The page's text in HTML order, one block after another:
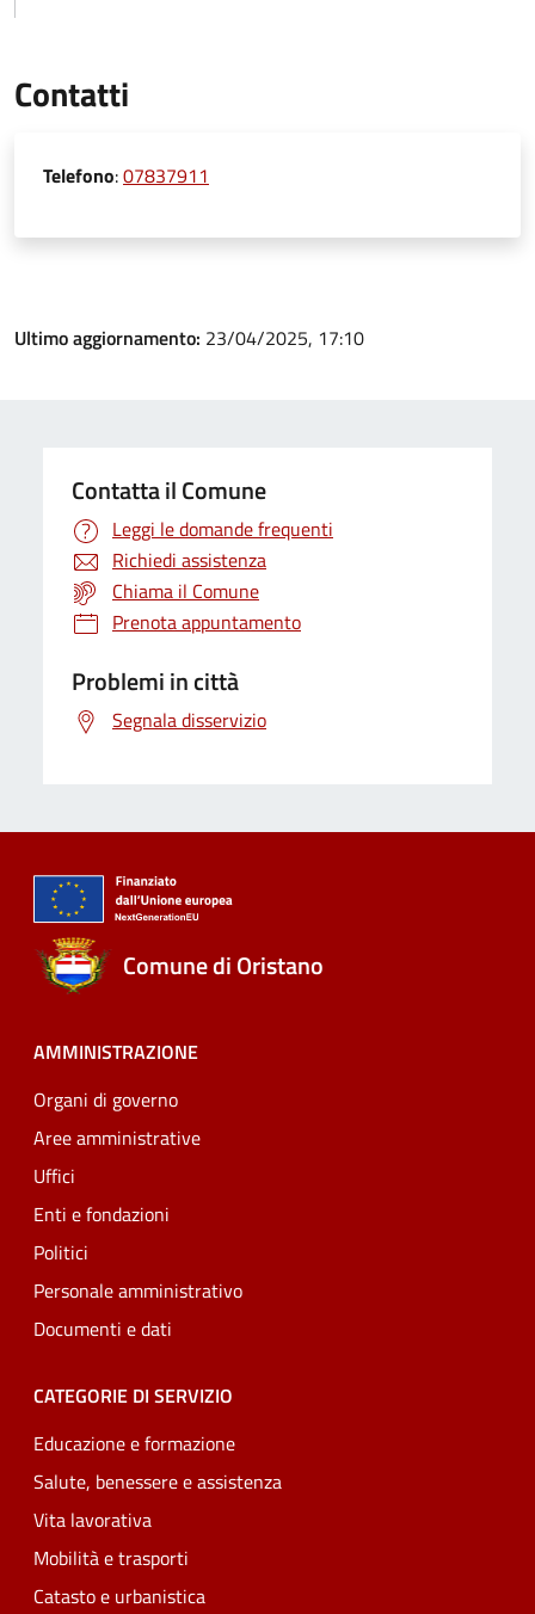
Contatti
Telefono:07837911
Ultimo aggiornamento: 23/04/2025, 17:10
Contatta il Comune
Leggi le domande frequenti
Richiedi assistenza
Chiama il Comune
Prenota appuntamento
Problemi in città
Segnala disservizio
Comune di Oristano
AMMINISTRAZIONE
Organi di governo
Aree amministrative
Uffici
Enti e fondazioni
Politici
Personale amministrativo
Documenti e dati
CATEGORIE DI SERVIZIO
Educazione e formazione
Salute, benessere e assistenza
Vita lavorativa
Mobilità e trasporti
Catasto e urbanistica